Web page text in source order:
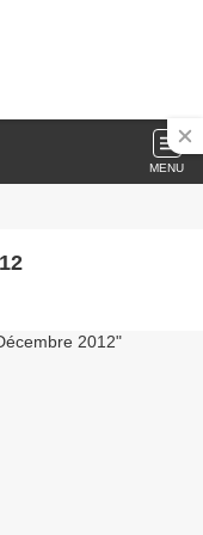
MENU